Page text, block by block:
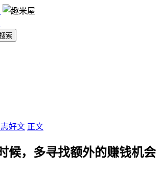
好文 正文
候，多寻找额外的赚钱机会